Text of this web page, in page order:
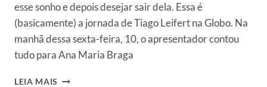
esse sonho e depois desejar sair dela. Essa é
(basicamente) a jornada de Tiago Leifert na Globo. Na
manhã dessa sexta-feira, 10, o apresentador contou
tudo para Ana Maria Braga
LEIA MAIS TIAGO